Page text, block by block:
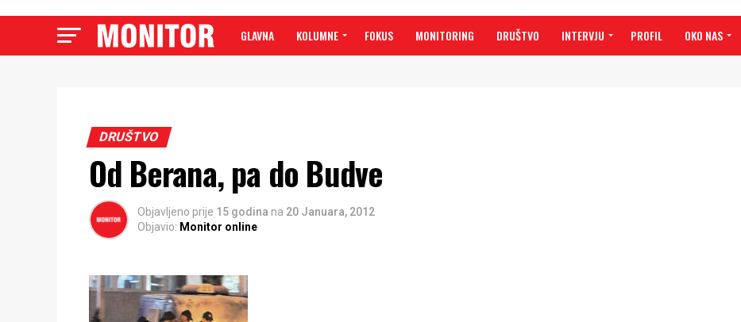
GLAVNA KOLUMNE FOKUS MONITORING DRUŠTVO INTERVJU PROFIL OKO NAS
DRUŠTVO
Od Berana, pa do Budve
Objavljeno prije 15 godina na 20 Januara, 2012
Objavio: Monitor online